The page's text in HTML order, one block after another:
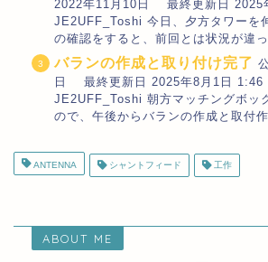
2022年11月10日 最終更新日 2025
JE2UFF_Toshi 今日、夕方タワーを
の確認をすると、前回とは状況が違
バランの作成と取り付け完了
日 最終更新日 2025年8月1日 1:46
JE2UFF_Toshi 朝方マッチングボッ
ので、午後からバランの作成と取付
ANTENNA シャントフィード 工作
ABOUT ME